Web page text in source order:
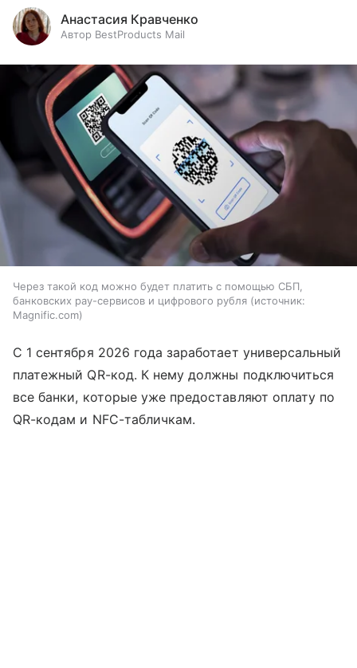
Анастасия Кравченко
Автор BestProducts Mail
Через такой код можно будет платить с помощью СБП,
банковских pay-сервисов и цифрового рубля
источник:
Magnific.com
С 1 сентября 2026 года заработает универсальный
платежный QR-код. К нему должны подключиться
все банки, которые уже предоставляют оплату по
QR-кодам и NFC-табличкам.